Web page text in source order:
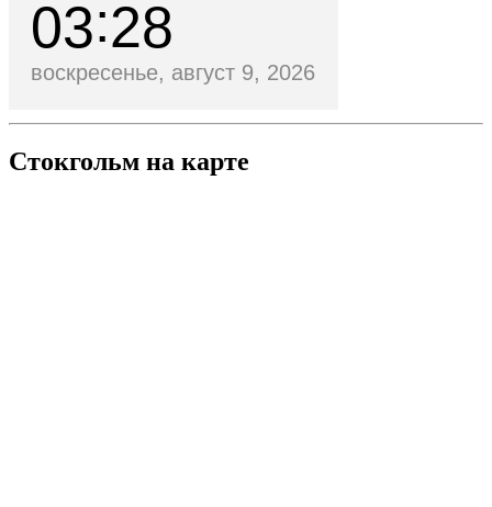
03 28
воскресенье, август 9, 2026
Стокгольм на карте